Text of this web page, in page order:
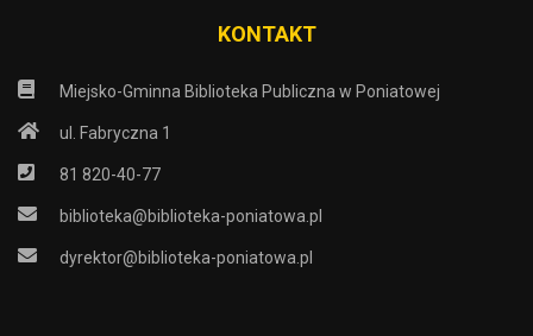
KONTAKT
Miejsko-Gminna Biblioteka Publiczna w Poniatowej
ul. Fabryczna 1
81 820-40-77
biblioteka@biblioteka-poniatowa.pl
dyrektor@biblioteka-poniatowa.pl